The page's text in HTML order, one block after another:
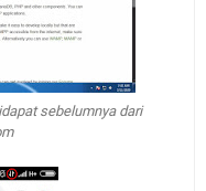
sebelumnya dari